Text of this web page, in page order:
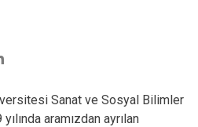
Sanat ve Sosyal Bilimler
aramızdan ayrılan